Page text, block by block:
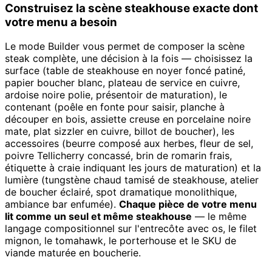
Construisez la scène steakhouse exacte dont
votre menu a besoin
Le mode Builder vous permet de composer la scène
steak complète, une décision à la fois — choisissez la
surface (table de steakhouse en noyer foncé patiné,
papier boucher blanc, plateau de service en cuivre,
ardoise noire polie, présentoir de maturation), le
contenant (poêle en fonte pour saisir, planche à
découper en bois, assiette creuse en porcelaine noire
mate, plat sizzler en cuivre, billot de boucher), les
accessoires (beurre composé aux herbes, fleur de sel,
poivre Tellicherry concassé, brin de romarin frais,
étiquette à craie indiquant les jours de maturation) et la
lumière (tungstène chaud tamisé de steakhouse, atelier
de boucher éclairé, spot dramatique monolithique,
ambiance bar enfumée). Chaque pièce de votre menu
lit comme un seul et même steakhouse — le même
langage compositionnel sur l'entrecôte avec os, le filet
mignon, le tomahawk, le porterhouse et le SKU de
viande maturée en boucherie.